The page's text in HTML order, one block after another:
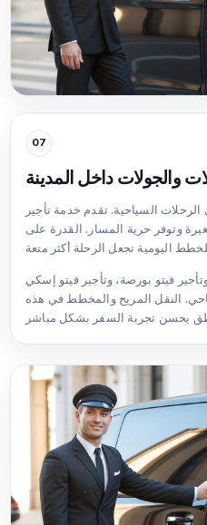
07
والجولات داخل المدينة
السياحية. تقدم خدمة تأجير
وتوفر حرية المسار. القدرة على
فيتو بورصة، وتأجير فيتو إسكي
النقل المريح والمخطط في هذه